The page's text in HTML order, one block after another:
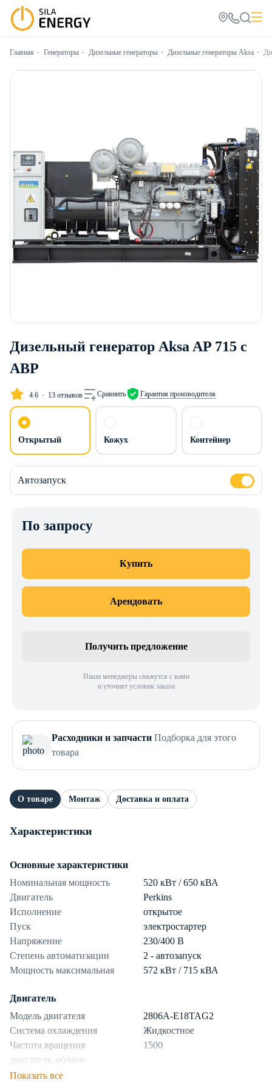
Главная Генераторы Дизельные генераторы Дизельные генераторы Aksa
Дизельный генератор Aksa AP 715 с
АВР
4.6 13 отзывов Сравнить Гарантия производителя
Открытый Кожух Контейнер
Автозапуск
По запросу
Купить
Арендовать
Получить предложение
Наши менеджеры свяжутся с вами
и уточнят условия заказа
Расходники и запчасти Подборка для этого
товара
О товаре Монтаж Доставка и оплата
Характеристики
Основные характеристики
Номинальная мощность
520 кВт / 650 кВА
Двигатель
Perkins
Исполнение
открытое
Пуск
электростартер
Напряжение
230/400 В
Степень автоматизации
2 - автозапуск
Мощность максимальная
572 кВт / 715 кВА
Двигатель
Модель двигателя
2806A-E18TAG2
Система охлаждения
Жидкостное
Частота вращения
двигателя, об/мин
1500
Показать все